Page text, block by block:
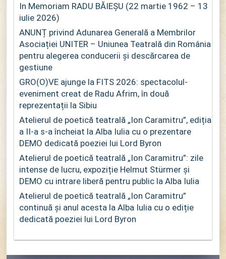
In Memoriam RADU BĂIEȘU (22 martie 1962 – 13
iulie 2026)
ANUNȚ privind Adunarea Generală a Membrilor
Asociației UNITER – Uniunea Teatrală din România
pentru alegerea conducerii și descărcarea de
gestiune
GRO(O)VE ajunge la FITS 2026: spectacolul-
eveniment creat de Radu Afrim, în două
reprezentații la Sibiu
Atelierul de poetică teatrală „Ion Caramitru”, ediția
a II-a s-a încheiat la Alba Iulia cu o prezentare
DEMO dedicată poeziei lui Lord Byron
Atelierul de poetică teatrală „Ion Caramitru”: zile
intense de lucru, expoziție Helmut Stürmer și
DEMO cu intrare liberă pentru public la Alba Iulia
Atelierul de poetică teatrală „Ion Caramitru”
continuă și anul acesta la Alba Iulia cu o ediție
dedicată poeziei lui Lord Byron